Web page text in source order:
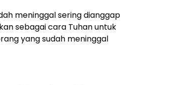
meninggal sering dianggap
sebagai cara Tuhan untuk
yang sudah meninggal